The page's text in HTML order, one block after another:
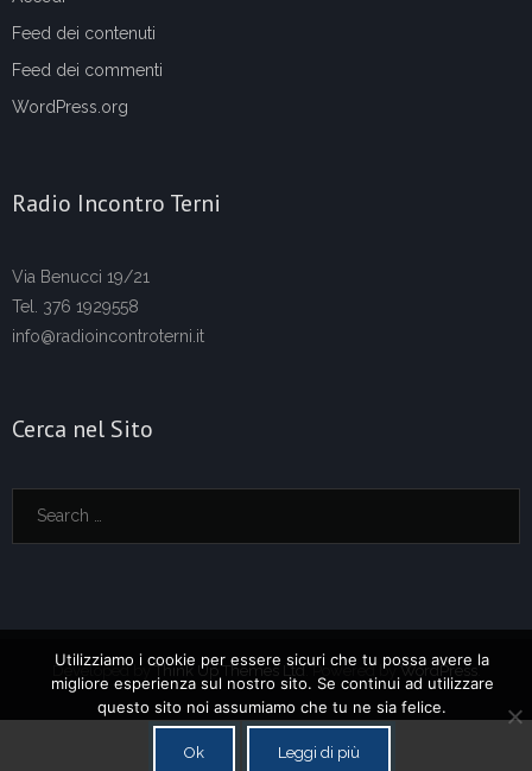
Feed dei contenuti
Feed dei commenti
WordPress.org
Radio Incontro Terni
Via Benucci 19/21
Tel. 376 1929558
info@radioincontroterni.it
Cerca nel Sito
Developed byThink Up Themes Ltd. Powered by WordPress .
Utilizziamo i cookie per essere sicuri che tu possa avere la
migliore esperienza sul nostro sito. Se continui ad utilizzare
questo sito noi assumiamo che tu ne sia felice.
Ok Leggi di più